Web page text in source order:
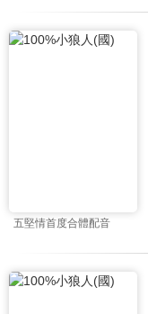
五堅情首度合體配音